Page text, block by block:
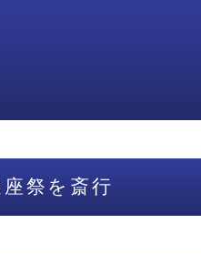
祭を斎行